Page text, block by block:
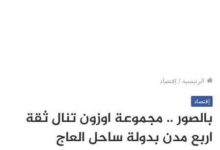
الرئيسية / إقتصاد
إقتصاد
بالصور .. مجموعة اوزون تنال ثقة
اربع مدن بدولة ساحل العاج